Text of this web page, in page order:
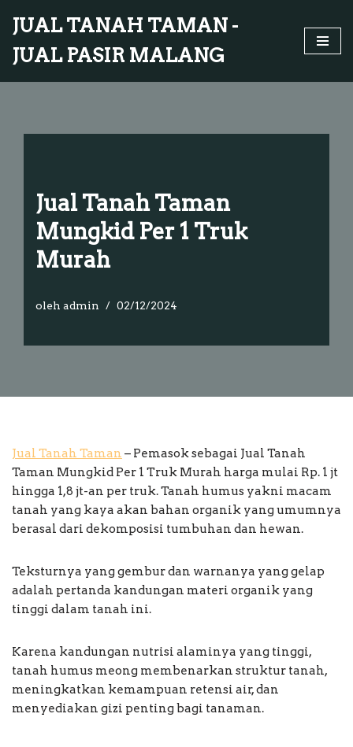
ke
konten
JUAL TANAH TAMAN -
JUAL PASIR MALANG
Jual Tanah Taman
Mungkid Per 1 Truk
Murah
oleh admin 02/12/2024
Jual Tanah Taman – Pemasok sebagai Jual Tanah
Taman Mungkid Per 1 Truk Murah harga mulai Rp. 1 jt
hingga 1,8 jt-an per truk. Tanah humus yakni macam
tanah yang kaya akan bahan organik yang umumnya
berasal dari dekomposisi tumbuhan dan hewan.
Teksturnya yang gembur dan warnanya yang gelap
adalah pertanda kandungan materi organik yang
tinggi dalam tanah ini.
Karena kandungan nutrisi alaminya yang tinggi,
tanah humus meong membenarkan struktur tanah,
meningkatkan kemampuan retensi air, dan
menyediakan gizi penting bagi tanaman.